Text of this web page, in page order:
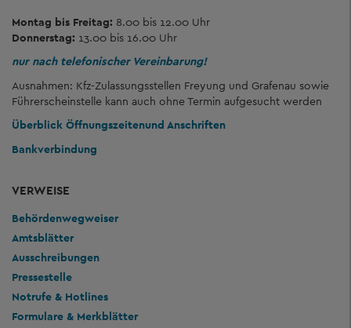
Montag bis Freitag: 8.00 bis 12.00 Uhr
Donnerstag: 13.00 bis 16.00 Uhr
nur nach telefonischer Vereinbarung!
Ausnahmen: Kfz-Zulassungsstellen Freyung und Grafenau sowie
Führerscheinstelle kann auch ohne Termin aufgesucht werden
Überblick Öffnungszeitenund Anschriften
Bankverbindung
VERWEISE
Behördenwegweiser
Amtsblätter
Ausschreibungen
Pressestelle
Notrufe & Hotlines
Formulare & Merkblätter